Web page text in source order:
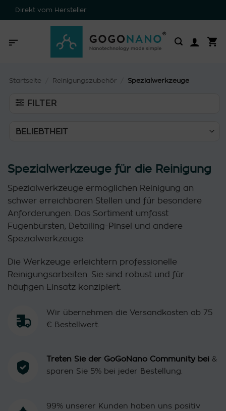
Zum
Inhalt
Direkt vom Hersteller
Startseite Reinigungszubehör Spezialwerkzeuge
FILTER
Spezialwerkzeuge für die Reinigung
Spezialwerkzeuge ermöglichen Reinigung an
schwer erreichbaren Stellen und für besondere
Anforderungen. Das Sortiment umfasst
Fugenbürsten, Detailing-Pinsel und andere
Spezialwerkzeuge.
Die Werkzeuge erleichtern professionelle
Reinigungsarbeiten. Sie sind robust und für
häufigen Einsatz konzipiert.
Wir übernehmen die Versandkosten ab 75
€ Bestellwert.
Treten Sie der GoGoNano Community bei &
sparen Sie 5% bei jeder Bestellung.
99% unserer Kunden haben uns positiv